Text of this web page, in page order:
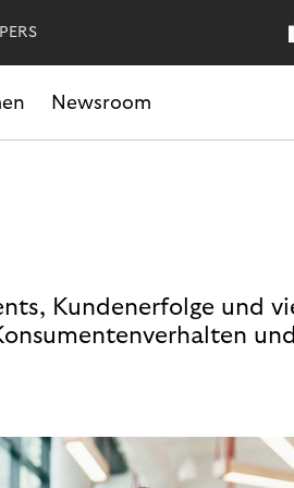
Newsroom
Kundenerfolge und